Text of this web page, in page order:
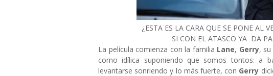
¿ESTA ES LA CARA QUE SE PONE AL
SI CON EL ATASCO YA DA
La película comienza con la familia Lane, Gerry,
como idílica suponiendo que somos tontos: a
levantarse sonriendo y lo más fuerte, con Gerry